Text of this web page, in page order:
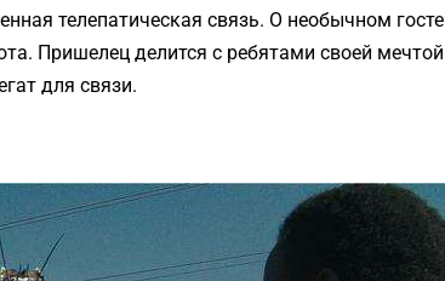
телепатическая связь. О необычном госте
Пришелец делится с ребятами своей мечтой
для связи.